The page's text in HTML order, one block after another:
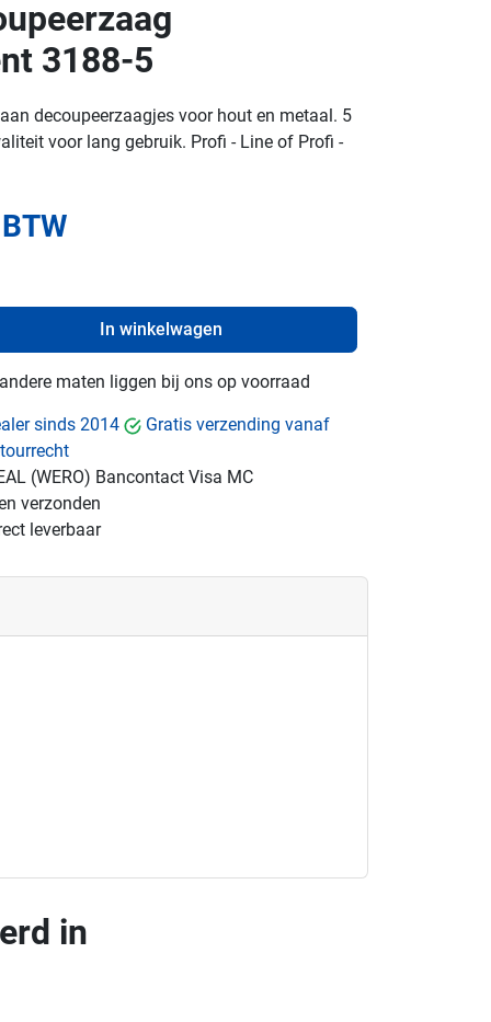
3188-5
decoupeerzaagjes voor hout en metaal. 5
voor lang gebruik. Profi - Line of Profi -
In winkelwagen
maten liggen bij ons op voorraad
sinds 2014
Gratis verzending vanaf
(WERO) Bancontact Visa MC
verzonden
leverbaar
in